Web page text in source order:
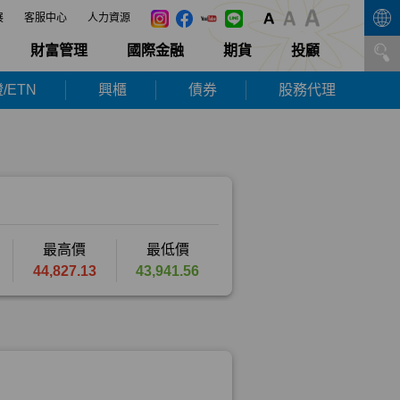
客服中心 人力資源
財富管理 國際金融 期貨 投顧
ETN 興櫃 債券 股務代理